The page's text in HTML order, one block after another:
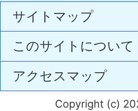
サイトマップ
このサイトについて
アクセスマップ
Copyright (c)